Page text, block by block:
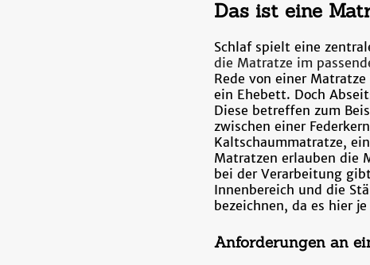
Das ist eine
Schlaf spielt eine
die Matratze im
Rede von einer
ein Ehebett. Doch
Diese betreffen zum
zwischen einer
Kaltschaummatratze,
Matratzen erlauben die
bei der Verarbeitung
Innenbereich und die
bezeichnen, da es hier
Anforderungen an